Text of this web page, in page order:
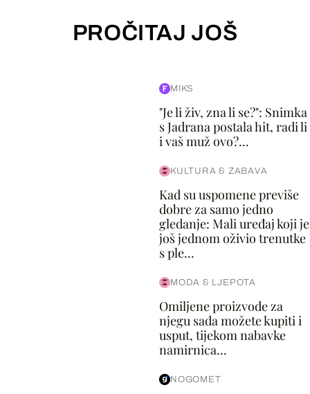
PROČITAJ JOŠ
MIKS
"Je li živ, zna li se?": Snimka
s Jadrana postala hit, radi li
i vaš muž ovo?...
KULTURA & ZABAVA
Kad su uspomene previše
dobre za samo jedno
gledanje: Mali uređaj koji je
još jednom oživio trenutke
s ple...
MODA & LJEPOTA
Omiljene proizvode za
njegu sada možete kupiti i
usput, tijekom nabavke
namirnica...
NOGOMET